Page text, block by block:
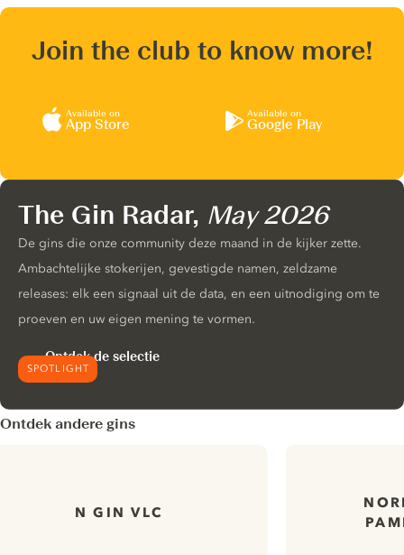
Join the club to know more!
Available on
App Store
Available on
Google Play
SPOTLIGHT
The Gin Radar, May 2026
De gins die onze community deze maand in de kijker zette.
Ambachtelijke stokerijen, gevestigde namen, zeldzame
releases: elk een signaal uit de data, en een uitnodiging om te
proeven en uw eigen mening te vormen.
Ontdek de selectie
Ontdek andere gins
N GIN VLC